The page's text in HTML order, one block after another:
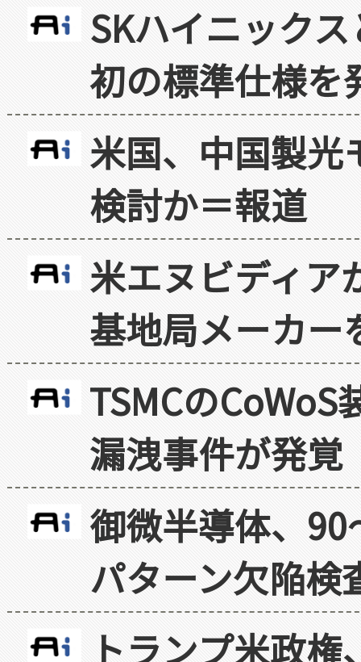
SKハイニック
初の標準仕様を
米国、中国製光
検討か＝報道
米エヌビディア
基地局メーカー
TSMCの
漏洩事件が発覚
御微半導体、
パターン欠陥検
トランプ米政